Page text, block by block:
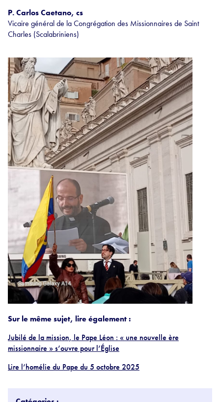
P. Carlos Caetano, cs
Vicaire général de la Congrégation des Missionnaires de Saint
Charles (Scalabriniens)
Sur le même sujet, lire également :
Jubilé de la mission, le Pape Léon : « une nouvelle ère
missionnaire » s’ouvre pour l’Église
Lire l’homélie du Pape du 5 octobre 2025